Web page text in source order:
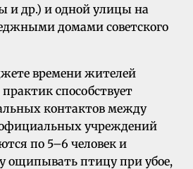
и др.) и одной улицы на
домами советского
времени жителей
способствует
контактов между
учреждений
по 5–6 человек и
ощипывать птицу при убое,